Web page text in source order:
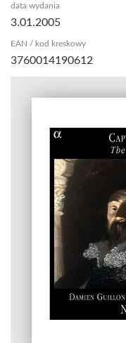
data wydania
3.01.2005
EAN / kod kreskowy
3760014190612